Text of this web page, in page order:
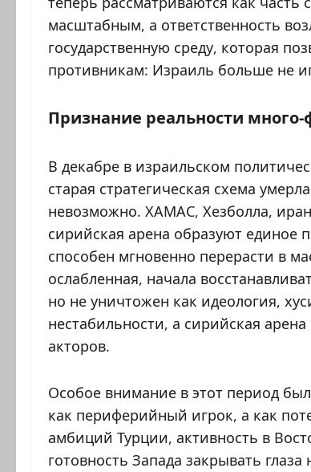
масштабным, а ответственность
государственную среду, которая
противникам: Израиль больше не
Признание реальности
В декабре в израильском
старая стратегическая схема
невозможно. ХАМАС, Хезболла,
сирийская арена образуют единое
способен мгновенно перерасти в
ослабленная, начала
но не уничтожен как идеология,
нестабильности, а сирийская
акторов.
Особое внимание в этот период
как периферийный игрок, а как
амбиций Турции, активность в
готовность Запада закрывать